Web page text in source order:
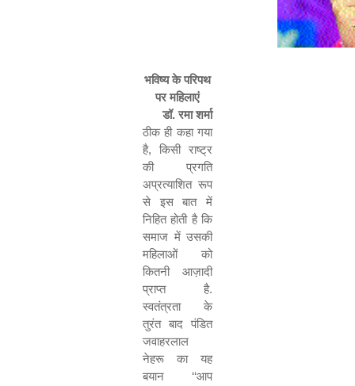
भविष्य के परिपथ
पर महिलाएं
डॉ. रमा शर्मा
ठीक ही कहा गया
है, किसी राष्ट्र
की प्रगति
अप्रत्याशित रूप
से इस बात में
निहित होती है कि
समाज में उसकी
महिलाओं को
कितनी आज़ादी
प्राप्त है.
स्वतंत्रता के
तुरंत बाद पंडित
जवाहरलाल
नेहरू का यह
बयान ‘‘आप